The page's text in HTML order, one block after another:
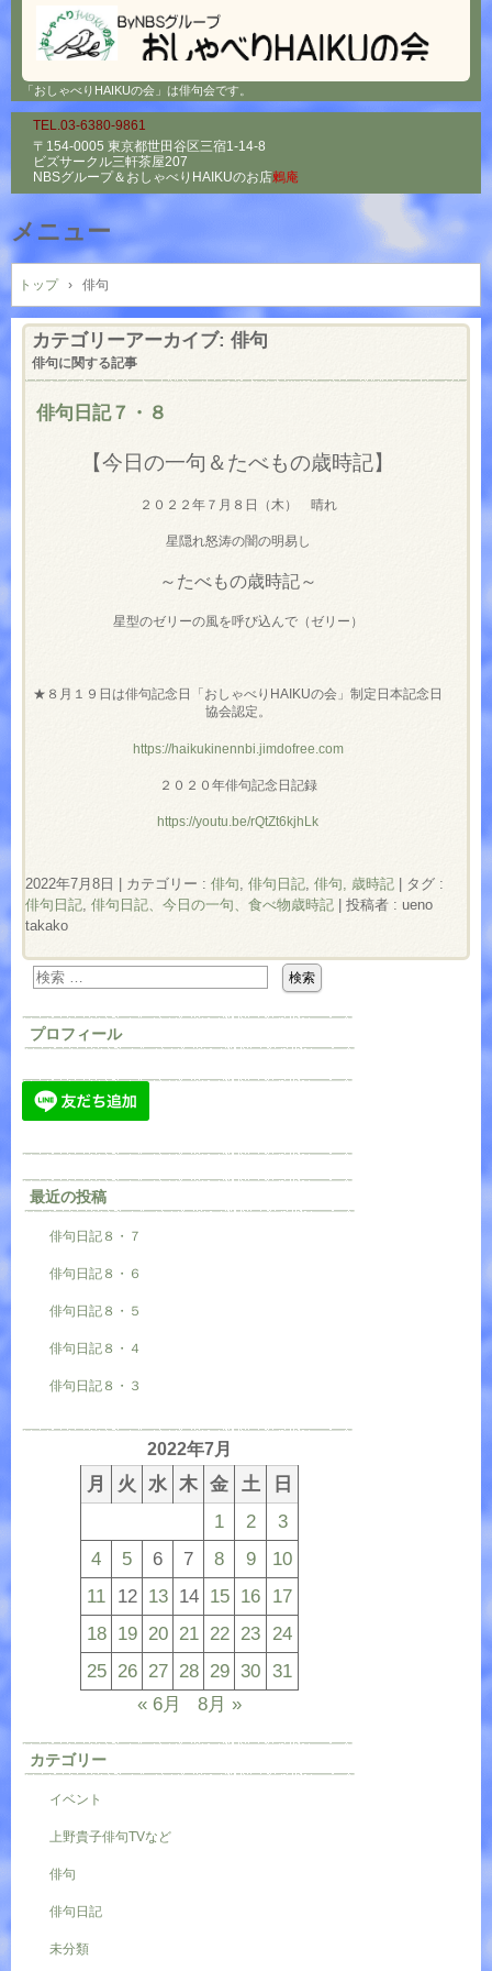
「おしゃべりHAIKUの会」は俳句会です。
TEL.03-6380-9861
〒154-0005 東京都世田谷区三宿1-14-8
ビズサークル三軒茶屋207
NBSグループ＆ おしゃべりHAIKUのお店鶫庵
メニュー
コ
ン
テ
ン
へ
トップ › 俳句
カテゴリーアーカイブ: 俳句
俳句に関する記事
俳句日記７・８
【今日の一句＆たべもの歳時記】
２０２２年７月８日（木） 晴れ
星隠れ怒涛の闇の明易し
～たべもの歳時記～
星型のゼリーの風を呼び込んで（ゼリー）
★８月１９日は俳句記念日「おしゃべりHAIKUの会」制定日本記念日
協会認定。
https://haikukinennbi.jimdofree.com
２０２０年俳句記念日記録
https://youtu.be/rQtZt6kjhLk
2022年7月8日 カテゴリー : 俳句, 俳句日記, 俳句, 歳時記
タグ :
俳句日記, 俳句日記、今日の一句、食べ物歳時記
投稿者 : ueno
takako
プロフィール
最近の投稿
俳句日記８・７
俳句日記８・６
俳句日記８・５
俳句日記８・４
俳句日記８・３
2022年7月
月 火 水 木 金 土
日
1
2
3
4
5 6 7 8 9
10
11 12 13 14 15 16 17
18 19 20 21 22 23 24
25 26 27 28 29 30 31
« 6月
8月 »
カテゴリー
イベント
上野貴子俳句TVなど
俳句
俳句日記
未分類